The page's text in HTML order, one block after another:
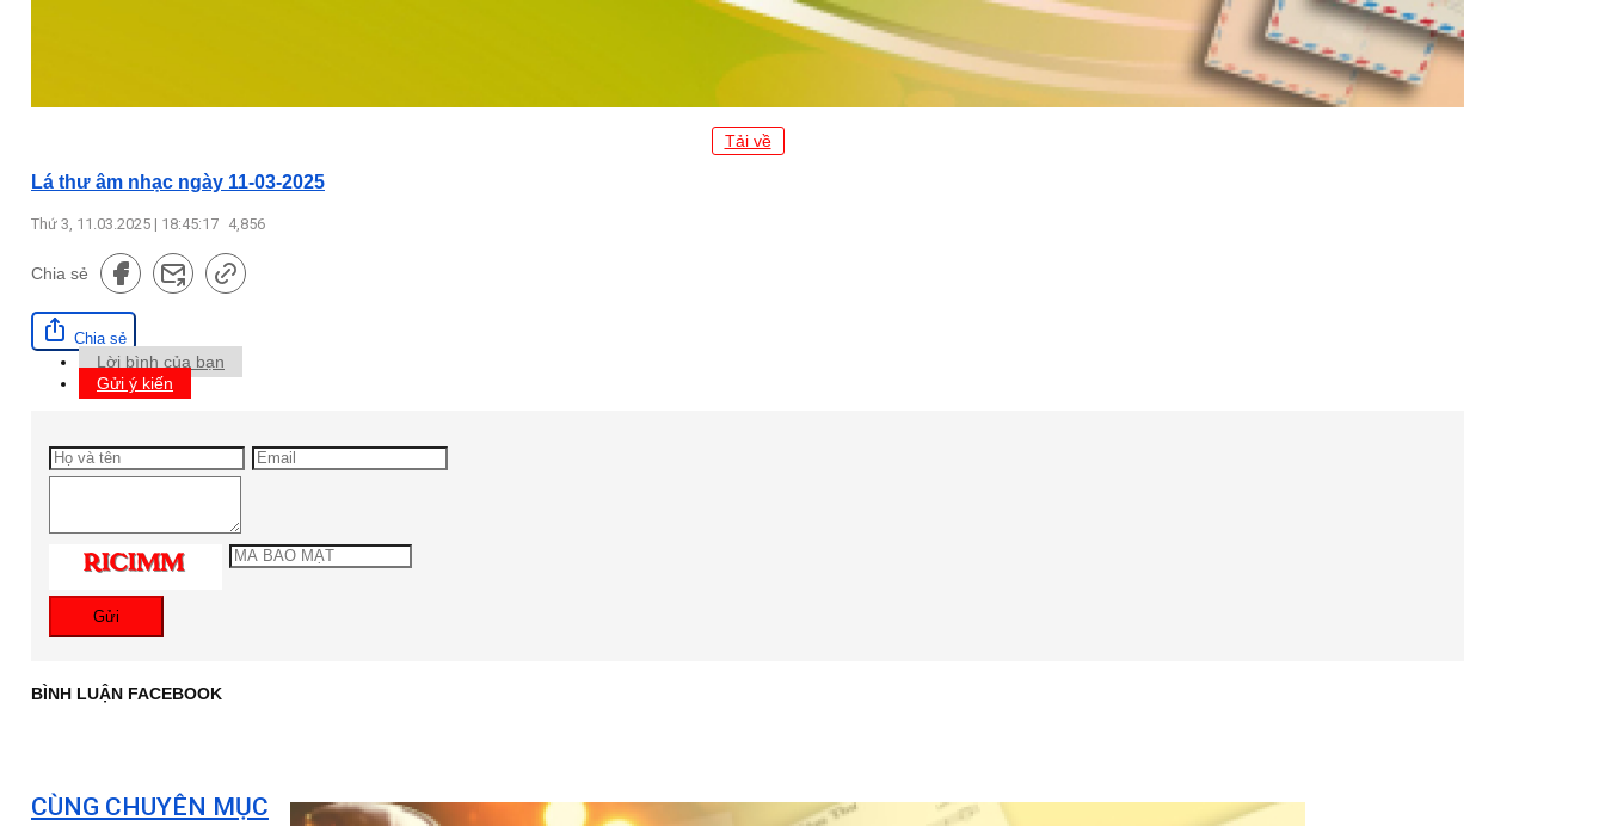
Tải về
Lá thư âm nhạc ngày 11-03-2025
Thứ 3, 11.03.2025 | 18:45:17 4,856
Chia sẻ
Chia sẻ
Lời bình của bạn
Gửi ý kiến
Gửi
BÌNH LUẬN FACEBOOK
CÙNG CHUYÊN MỤC